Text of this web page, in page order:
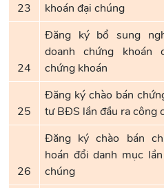
23
khoán đại chúng
24
Đăng ký bổ sung
doanh chứng khoán
chứng khoán
25
Đăng ký chào bán
tư BĐS lần đầu ra công
26
Đăng ký chào bán
hoán đổi danh mục
chúng